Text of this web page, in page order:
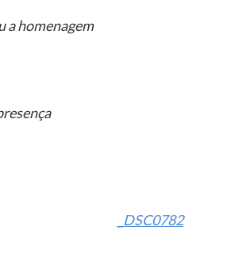
a homenagem